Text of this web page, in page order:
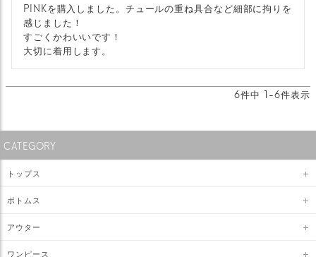
PINKを購入しました。チュールの重ね具合など細部に拘りを
感じました！
すごくかわいいです！
大切に着用します。
6件中 1 -6件表示
CATEGORY
トップス
ボトムス
アウター
ワンピース